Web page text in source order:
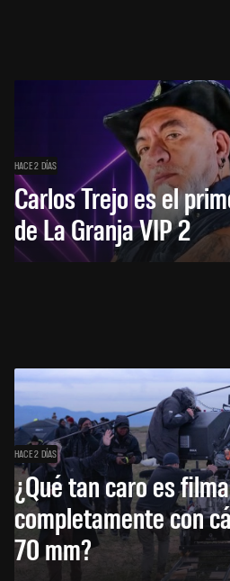
HACE 2 DÍAS
Carlos Trejo es el
de La Granja VIP 2
HACE 2 DÍAS
¿Qué tan caro es
completamente con
70 mm?